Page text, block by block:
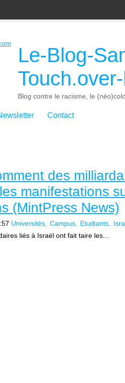
Le-Blog-
Blog contre le racisme, le
Contact
des
manifestations
(MintPress News)
Universités Campus Etudiants
liés à Israël ont fait taire les...